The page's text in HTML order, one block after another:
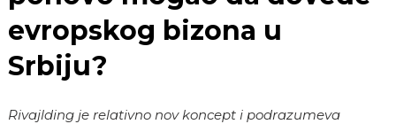
evropskog bizona u
Srbiju?
Rivajlding je relativno nov koncept i podrazumeva